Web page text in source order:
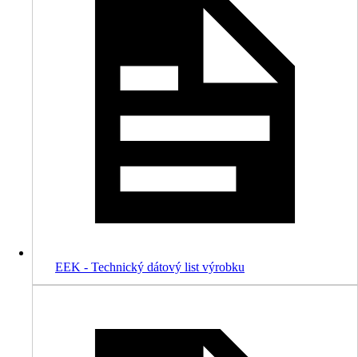
EEK - Technický dátový list výrobku